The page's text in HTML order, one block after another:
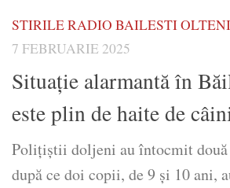
STIRILE RADIO BAILESTI
7 FEBRUARIE 2025
Situație alarmantă în
este plin de haite de
Polițiștii doljeni au întocmit două
după ce doi copii, de 9 și 10 ani,